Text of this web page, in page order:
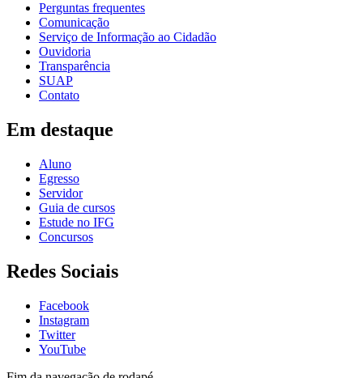
Perguntas frequentes
Comunicação
Serviço de Informação ao Cidadão
Ouvidoria
Transparência
SUAP
Contato
Em destaque
Aluno
Egresso
Servidor
Guia de cursos
Estude no IFG
Concursos
Redes Sociais
Facebook
Instagram
Twitter
YouTube